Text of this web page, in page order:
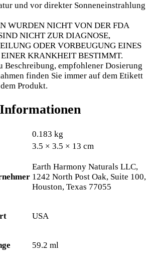
und vor direkter Sonneneinstrahlung
WURDEN NICHT VON DER FDA
NICHT ZUR DIAGNOSE,
ODER VORBEUGUNG EINES
EINER KRANKHEIT BESTIMMT.
empfohlener Dosierung
finden Sie immer auf dem Etikett
Produkt.
0.183 kg
3.5 × 3.5 × 13 cm
Earth Harmony Naturals LLC,
1242 North Post Oak, Suite 100,
Houston, Texas 77055
USA
59.2 ml